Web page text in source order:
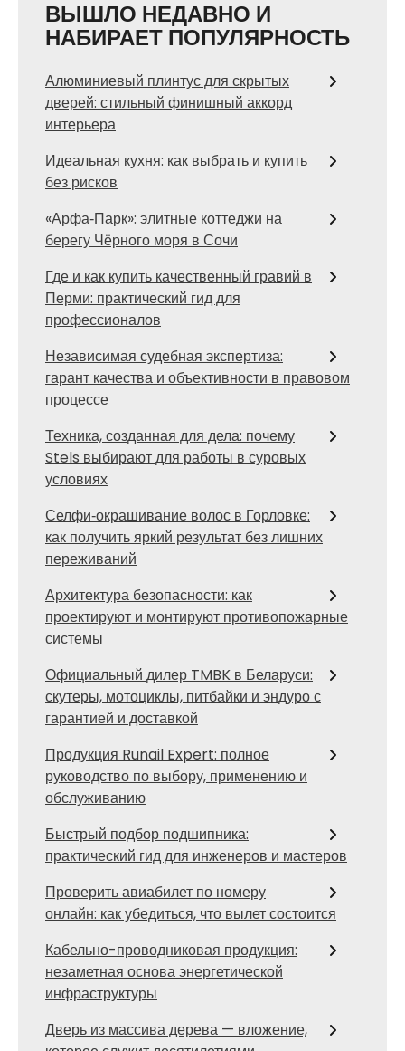
ВЫШЛО НЕДАВНО И
НАБИРАЕТ ПОПУЛЯРНОСТЬ
Алюминиевый плинтус для скрытых
дверей: стильный финишный аккорд
интерьера
Идеальная кухня: как выбрать и купить
без рисков
«Арфа‑Парк»: элитные коттеджи на
берегу Чёрного моря в Сочи
Где и как купить качественный гравий в
Перми: практический гид для
профессионалов
Независимая судебная экспертиза:
гарант качества и объективности в правовом
процессе
Техника, созданная для дела: почему
Stels выбирают для работы в суровых
условиях
Селфи‑окрашивание волос в Горловке:
как получить яркий результат без лишних
переживаний
Архитектура безопасности: как
проектируют и монтируют противопожарные
системы
Официальный дилер TMBK в Беларуси:
скутеры, мотоциклы, питбайки и эндуро с
гарантией и доставкой
Продукция Runail Expert: полное
руководство по выбору, применению и
обслуживанию
Быстрый подбор подшипника:
практический гид для инженеров и мастеров
Проверить авиабилет по номеру
онлайн: как убедиться, что вылет состоится
Кабельно-проводниковая продукция:
незаметная основа энергетической
инфраструктуры
Дверь из массива дерева — вложение,